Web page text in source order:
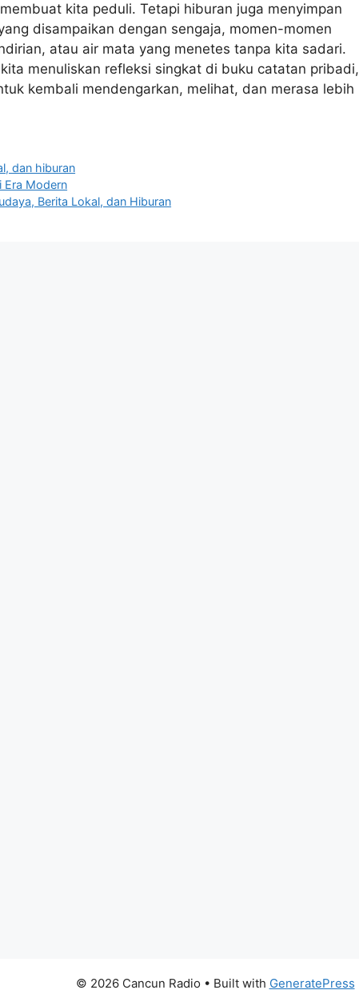
kita peduli. Tetapi hiburan juga menyimpan
disampaikan dengan sengaja, momen-momen
atau air mata yang menetes tanpa kita sadari.
menuliskan refleksi singkat di buku catatan pribadi,
kembali mendengarkan, melihat, dan merasa lebih
dan hiburan
Era Modern
Berita Lokal, dan Hiburan
© 2026 Cancun Radio • Built with GeneratePress